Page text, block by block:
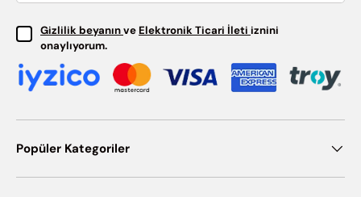
Gizlilik beyanınve Elektronik Ticari İleti iznini
onaylıyorum.
Popüler Kategoriler